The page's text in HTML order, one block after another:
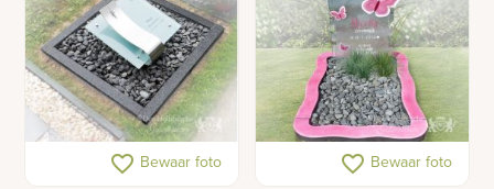
Urn monument van glas
favorite_border Bewaar foto
Speels grafmonument
met roze vlinders
favorite_border Bewaar foto